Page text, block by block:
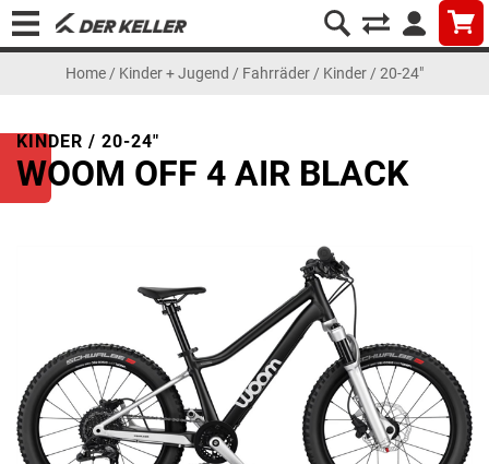
Home / Kinder + Jugend / Fahrräder / Kinder / 20-24"
KINDER / 20-24"
WOOM OFF 4 AIR BLACK